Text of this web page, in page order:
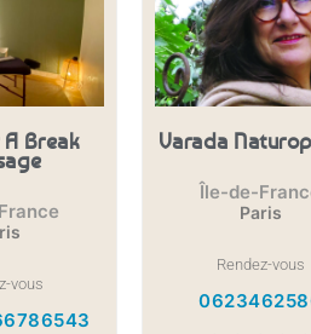
A Break
vous
Varada
Île-de-
Paris
Rendez-vous